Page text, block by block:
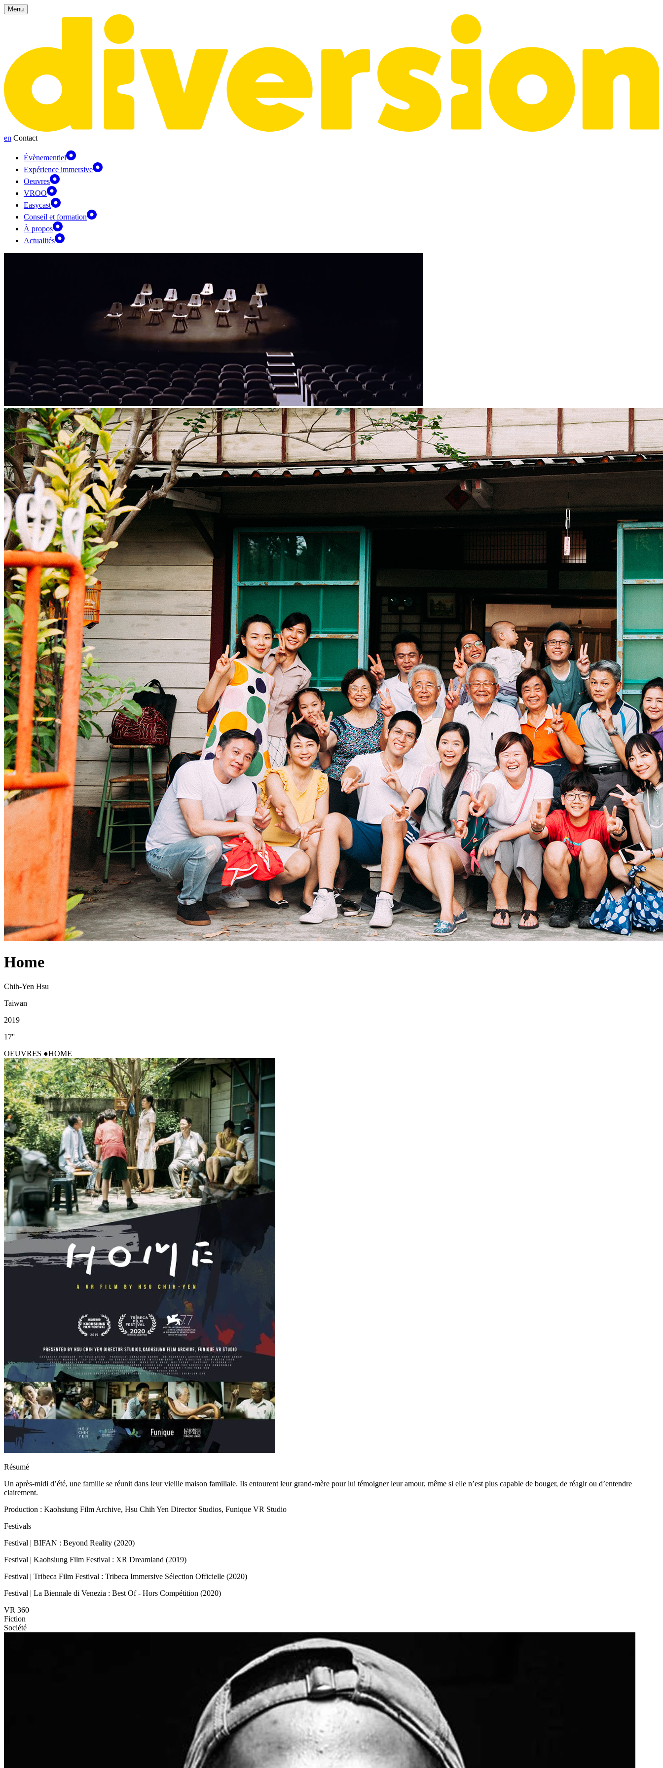
Panneau de gestion des cookies
Menu
en Contact
Évènementiel
Expérience immersive
Oeuvres
VROO
Easycast
Conseil et formation
À propos
Actualités
Home
Chih-Yen Hsu
Taiwan
2019
17''
OEUVRES
HOME
Résumé
Un après-midi d’été, une famille se réunit dans leur vieille maison familiale. Ils entourent leur grand-mère pour lui témoigner leur amour, même si elle n’est plus capable de bouger, de réagir ou d’entendre
clairement.
Production : Kaohsiung Film Archive, Hsu Chih Yen Director Studios, Funique VR Studio
Festivals
Festival | BIFAN : Beyond Reality (2020)
Festival | Kaohsiung Film Festival : XR Dreamland (2019)
Festival | Tribeca Film Festival : Tribeca Immersive Sélection Officielle (2020)
Festival | La Biennale di Venezia : Best Of - Hors Compétition (2020)
VR 360
Fiction
Société